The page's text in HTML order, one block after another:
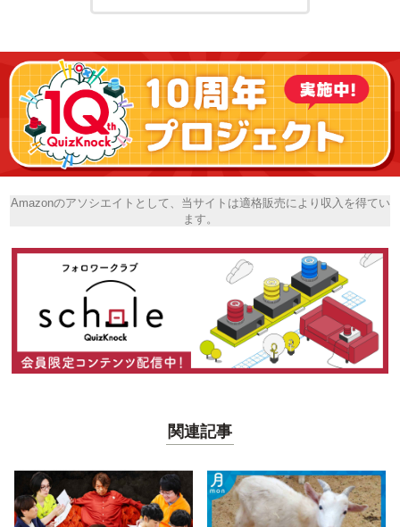
Amazonのアソシエイトとして、当サイトは適格販売により収入を得てい
ます。
関連記事